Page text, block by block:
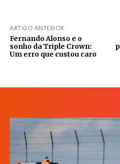
ARTIGO ANTERIOR
Fernando Alonso e o
sonho da Triple Crown:
Um erro que custou caro